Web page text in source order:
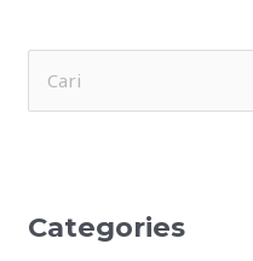
c
Categories